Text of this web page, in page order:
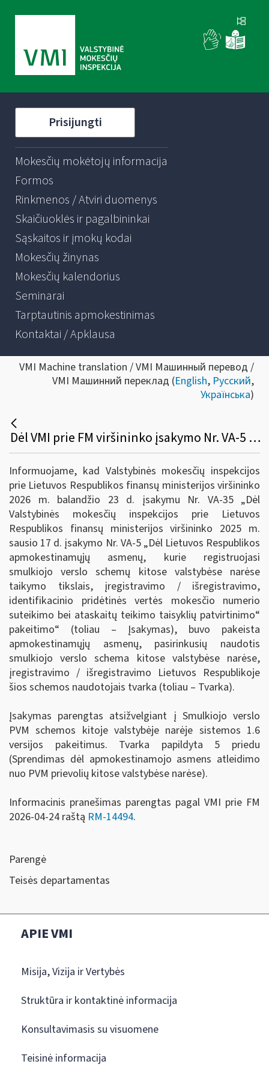
Prisijungti
Mokesčių mokėtojų informacija
Formos
Rinkmenos / Atviri duomenys
Skaičiuoklės ir pagalbininkai
Sąskaitos ir įmokų kodai
Mokesčių žinynas
Mokesčių kalendorius
Seminarai
Tarptautinis apmokestinimas
Kontaktai / Apklausa
VMI Machine translation / VMI Машинный перевод /
VMI Машинний переклад (English, Русский,
Українська)
Dėl VMI prie FM viršininko įsakymo Nr. VA-5 pakeitimo
Informuojame, kad Valstybinės mokesčių inspekcijos
prie Lietuvos Respublikos finansų ministerijos viršininko
2026 m. balandžio 23 d. įsakymu Nr. VA-35 „Dėl
Valstybinės mokesčių inspekcijos prie Lietuvos
Respublikos finansų ministerijos viršininko 2025 m.
sausio 17 d. įsakymo Nr. VA-5 „Dėl Lietuvos Respublikos
apmokestinamųjų asmenų, kurie registruojasi
smulkiojo verslo schemų kitose valstybėse narėse
taikymo tikslais, įregistravimo / išregistravimo,
identifikacinio pridėtinės vertės mokesčio numerio
suteikimo bei ataskaitų teikimo taisyklių patvirtinimo“
pakeitimo“ (toliau – Įsakymas), buvo pakeista
apmokestinamųjų asmenų, pasirinkusių naudotis
smulkiojo verslo schema kitose valstybėse narėse,
įregistravimo / išregistravimo Lietuvos Respublikoje
šios schemos naudotojais tvarka (toliau – Tvarka).
Įsakymas parengtas atsižvelgiant į Smulkiojo verslo
PVM schemos kitoje valstybėje narėje sistemos 1.6
versijos pakeitimus. Tvarka papildyta 5 priedu
(Sprendimas dėl apmokestinamojo asmens atleidimo
nuo PVM prievolių kitose valstybėse narėse).
Informacinis pranešimas parengtas pagal VMI prie FM
2026-04-24 raštą RM-14494.
Parengė
Teisės departamentas
APIE VMI
Misija, Vizija ir Vertybės
Struktūra ir kontaktinė informacija
Konsultavimasis su visuomene
Teisinė informacija